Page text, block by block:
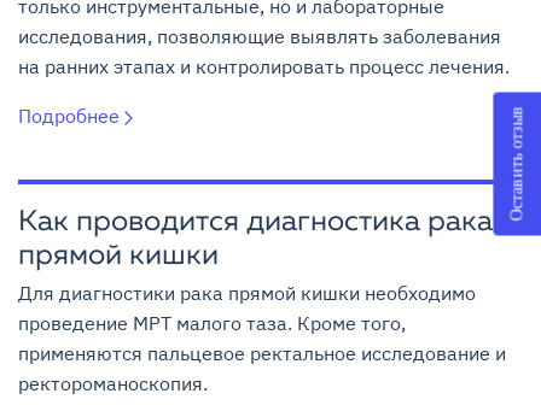
только инструментальные, но и лабораторные
исследования, позволяющие выявлять заболевания
на ранних этапах и контролировать процесс лечения.
Подробнее
Как проводится диагностика рака
прямой кишки
Для диагностики рака прямой кишки необходимо
проведение МРТ малого таза. Кроме того,
применяются пальцевое ректальное исследование и
ректороманоскопия.
Оставить отзыв